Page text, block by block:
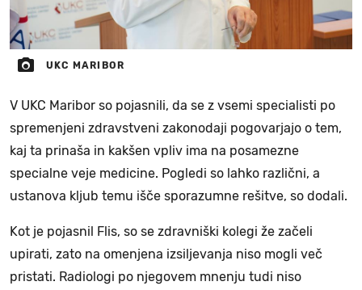
UKC MARIBOR
V UKC Maribor so pojasnili, da se z vsemi specialisti po
spremenjeni zdravstveni zakonodaji pogovarjajo o tem,
kaj ta prinaša in kakšen vpliv ima na posamezne
specialne veje medicine. Pogledi so lahko različni, a
ustanova kljub temu išče sporazumne rešitve, so dodali.
Kot je pojasnil Flis, so se zdravniški kolegi že začeli
upirati, zato na omenjena izsiljevanja niso mogli več
pristati. Radiologi po njegovem mnenju tudi niso